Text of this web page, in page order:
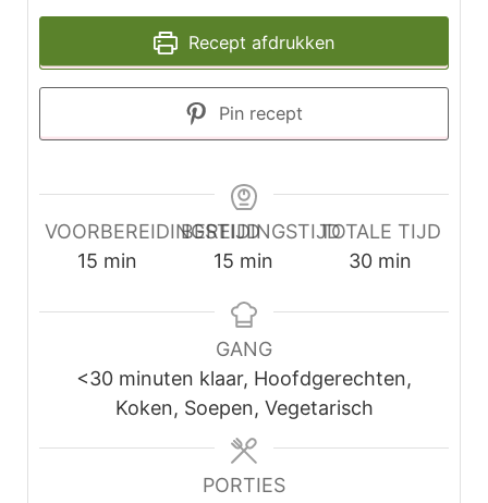
Recept afdrukken
Pin recept
VOORBEREIDINGSTIJD
15 minuten
min
BEREIDINGSTIJD
15 minuten
min
TOTALE TIJD
30minuten
min
GANG
<30 minuten klaar, Hoofdgerechten,
Koken, Soepen, Vegetarisch
PORTIES